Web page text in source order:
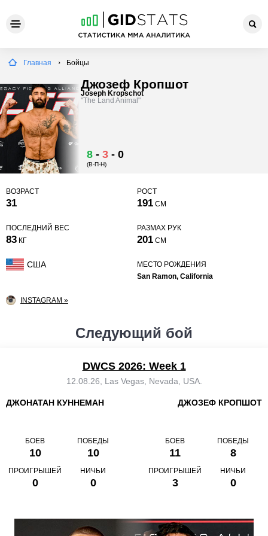
Главная Бойцы
Джозеф Кропшот
Joseph Kropschot
"The Land Animal"
8 - 3 - 0
(В-П-Н)
ВОЗРАСТ
31
РОСТ
191 СМ
ПОСЛЕДНИЙ ВЕС
83 КГ
РАЗМАХ РУК
201 СМ
США
МЕСТО РОЖДЕНИЯ
San Ramon, California
INSTAGRAM »
Следующий бой
DWCS 2026: Week 1
12.08.26, Las Vegas, Nevada, USA.
ДЖОНАТАН КУННЕМАН
БОЕВ
10
ПОБЕДЫ
10
ПРОИГРЫШЕЙ
0
НИЧЬИ
0
ДЖОЗЕФ КРОПШОТ
БОЕВ
11
ПОБЕДЫ
8
ПРОИГРЫШЕЙ
3
НИЧЬИ
0